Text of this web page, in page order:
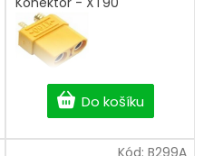
Do košíku
Kód: B299A